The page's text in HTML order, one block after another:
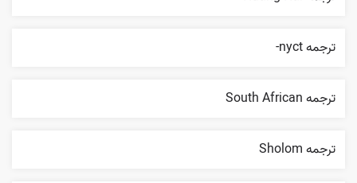
ترجمه nyct-
ترجمه South African
ترجمه Sholom